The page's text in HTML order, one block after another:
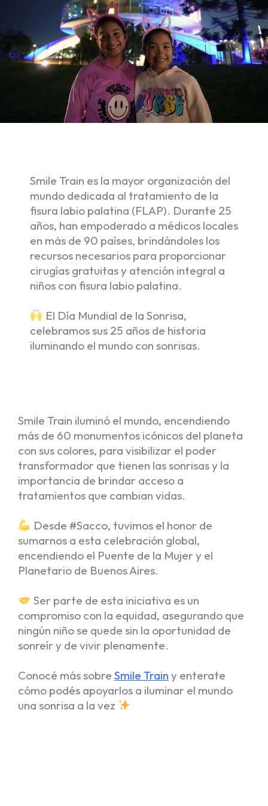
Smile Train es la mayor organización del
mundo dedicada al tratamiento de la
fisura labio palatina (FLAP). Durante 25
años, han empoderado a médicos locales
en más de 90 países, brindándoles los
recursos necesarios para proporcionar
cirugías gratuitas y atención integral a
niños con fisura labio palatina.
El Día Mundial de la Sonrisa,
celebramos sus 25 años de historia
iluminando el mundo con sonrisas.
Smile Train iluminó el mundo, encendiendo
más de 60 monumentos icónicos del planeta
con sus colores, para visibilizar el poder
transformador que tienen las sonrisas y la
importancia de brindar acceso a
tratamientos que cambian vidas.
Desde #Sacco, tuvimos el honor de
sumarnos a esta celebración global,
encendiendo el Puente de la Mujer y el
Planetario de Buenos Aires.
Ser parte de esta iniciativa es un
compromiso con la equidad, asegurando que
ningún niño se quede sin la oportunidad de
sonreír y de vivir plenamente.
Conocé más sobre Smile Train y enterate
cómo podés apoyarlos a iluminar el mundo
una sonrisa a la vez